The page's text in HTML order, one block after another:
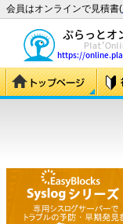
会員はオンラインで見積書(